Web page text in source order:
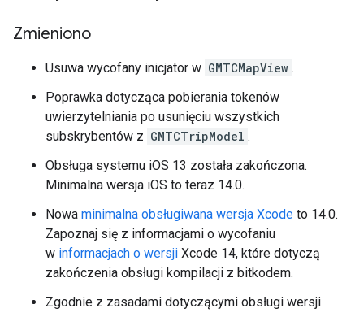
Zmieniono
Usuwa wycofany inicjator w GMTCMapView .
Poprawka dotycząca pobierania tokenów
uwierzytelniania po usunięciu wszystkich
subskrybentów z GMTCTripModel .
Obsługa systemu iOS 13 została zakończona.
Minimalna wersja iOS to teraz 14.0.
Nowa minimalna obsługiwana wersja Xcode to 14.0.
Zapoznaj się z informacjami o wycofaniu
w informacjach o wersji Xcode 14, które dotyczą
zakończenia obsługi kompilacji z bitkodem.
Zgodnie z zasadami dotyczącymi obsługi wersji